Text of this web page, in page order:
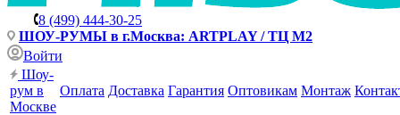
8 (499) 444-30-25
ШОУ-РУМЫ в г.Москва: ARTPLAY / ТЦ М2
Войти
Шоу-
рум в
Москве
Оплата Доставка Гарантия Оптовикам Монтаж